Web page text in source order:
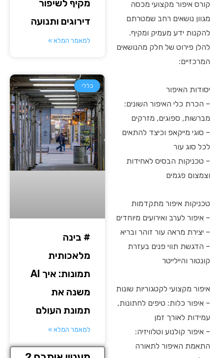
קורס איפור מקצועי מכסה
מגוון נושאים רחב שמטרתם
להקנות ידע מעמיק ומקיף.
להלן פירוט של חלק מהנושאים
המרכזיים:
יסודות האיפור
– הכרת כלי האיפור השונים:
מברשות, ספוגים, מזרקים
– סוגי מייקאפ וכיצד להתאים
לכל סוג עור
– טכניקות הבסיס לאחידות
וצמצום פגמים
טכניקות איפור מתקדמות
– איפור לערב ואירועים מיוחדים
– יצירת מראה עור זוהר ובריא
– הדגשת תווי פנים בעזרת
קונטור והיילייטר
איפור מקצועי לקטגוריות שונות
– איפור כלות: טיפים לחתונות,
עמידות לאורך זמן
– איפור קולנוע וטלוויזיה:
התאמת האיפור לתאורה
מקיף לשיפור
דירוגים ותנועה
למאמר המלא »
כללי
# בינה
מלאכותית
תמונות: איך AI
משנה את
תמונת העולם
למאמר המלא »